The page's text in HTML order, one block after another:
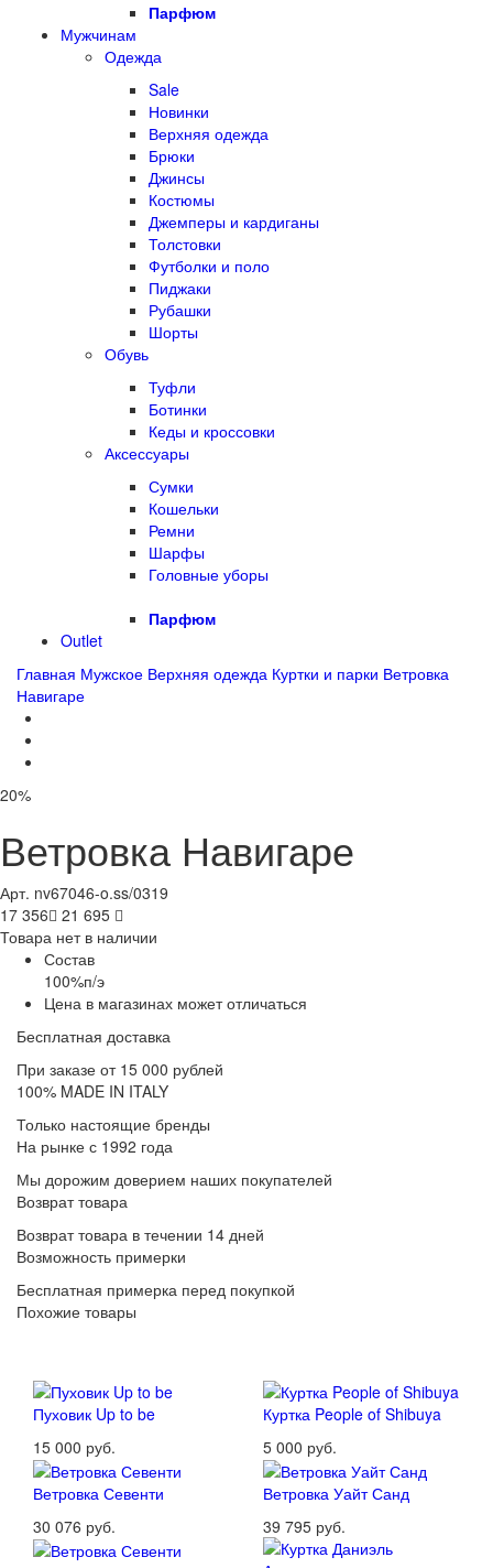
Парфюм
Мужчинам
Одежда
Sale
Новинки
Верхняя одежда
Брюки
Джинсы
Костюмы
Джемперы и кардиганы
Толстовки
Футболки и поло
Пиджаки
Рубашки
Шорты
Обувь
Туфли
Ботинки
Кеды и кроссовки
Аксессуары
Сумки
Кошельки
Ремни
Шарфы
Головные уборы
Парфюм
Outlet
Главная Мужское Верхняя одежда Куртки и парки Ветровка
Навигаре
20%
Ветровка Навигаре
Арт. nv67046-o.ss/0319
17 356 21 695 
Товара нет в наличии
Состав
100%п/э
Цена в магазинах может отличаться
Бесплатная доставка
При заказе от 15 000 рублей
100% MADE IN ITALY
Только настоящие бренды
На рынке с 1992 года
Мы дорожим доверием наших покупателей
Возврат товара
Возврат товара в течении 14 дней
Возможность примерки
Бесплатная примерка перед покупкой
Похожие товары
Пуховик Up to be
15 000 руб.
Куртка People of Shibuya
5 000 руб.
Ветровка Севенти
30 076 руб.
Ветровка Уайт Санд
39 795 руб.